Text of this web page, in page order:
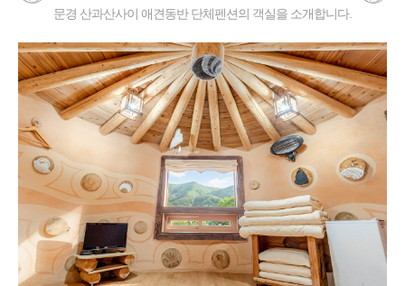
문경 산과산사이 애견동반 단체펜션의 객실을 소개합니다.